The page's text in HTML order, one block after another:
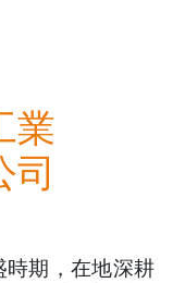
業
司
期，在地深耕